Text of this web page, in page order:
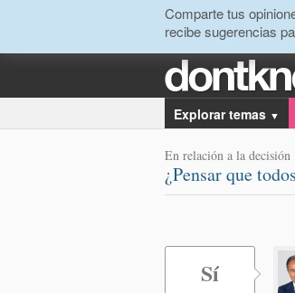
Comparte tus
recibe sugerencias
Explorar temas ▼
En relación a la decisión
¿Pensar que
Sí